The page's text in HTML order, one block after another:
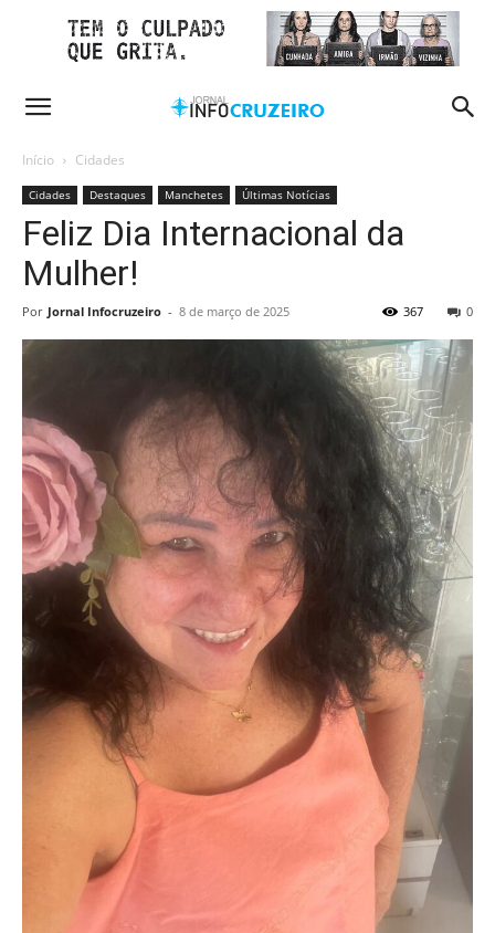
Início Cidades
Cidades Destaques Manchetes Últimas Notícias
Feliz Dia Internacional da
Mulher!
Por Jornal Infocruzeiro - 8 de março de 2025 0
367